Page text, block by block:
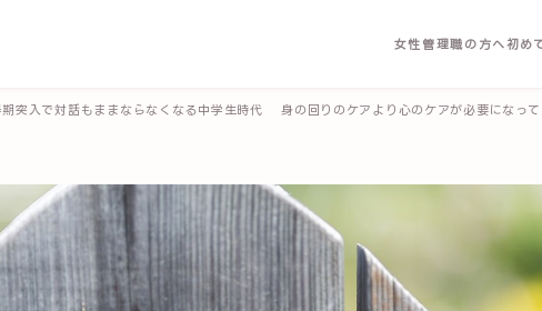
女性管理職の方へ初め
突入で対話もままならなくなる中学生時代 身の回りのケアより心のケアが必要になって